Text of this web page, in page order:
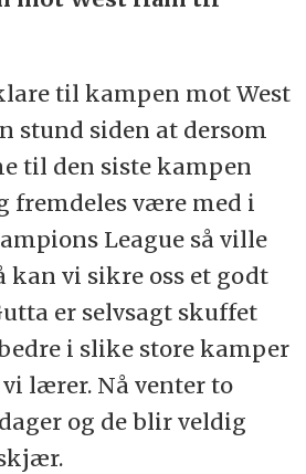
til kampen mot West
stund siden at dersom
til den siste kampen
fremdeles være med i
League så ville
kan vi sikre oss et godt
er selvsagt skuffet
i slike store kamper
lærer. Nå venter to
og de blir veldig